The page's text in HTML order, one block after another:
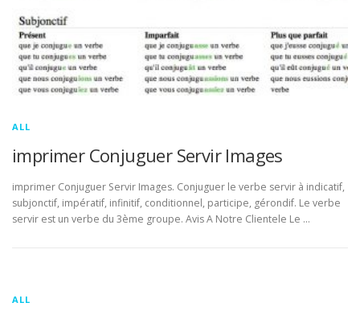
ALL
imprimer Conjuguer Servir Images
imprimer Conjuguer Servir Images. Conjuguer le verbe servir à indicatif,
subjonctif, impératif, infinitif, conditionnel, participe, gérondif. Le verbe
servir est un verbe du 3ème groupe. Avis A Notre Clientele Le …
ALL